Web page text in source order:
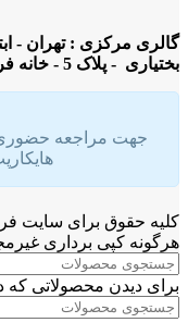
گالری مرکزی : تهران -
بختیاری - پلاک 5 - خانه فرش هایکارپت
جهت مراجعه حضوری
کلیه حقوق برای سایت
هرگونه کپی برداری
برای دیدن محصولاتی که